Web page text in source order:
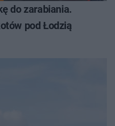
do zarabiania.
pod Łodzią